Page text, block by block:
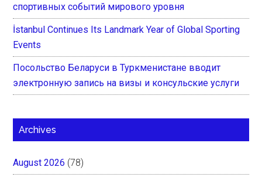
спортивных событий мирового уровня
İstanbul Continues Its Landmark Year of Global Sporting
Events
Посольство Беларуси в Туркменистане вводит
электронную запись на визы и консульские услуги
Archives
August 2026 (78)